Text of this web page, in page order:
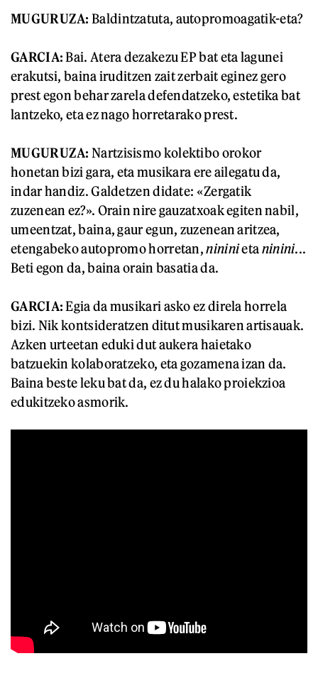
MUGURUZA: Baldintzatuta, autopromoagatik-eta?
GARCIA:Bai. Atera dezakezu EP bat eta lagunei
erakutsi, baina iruditzen zait zerbait eginez gero
prest egon behar zarela defendatzeko, estetika bat
lantzeko, eta ez nago horretarako prest.
MUGURUZA: Nartzisismo kolektibo orokor
honetan bizi gara, eta musikara ere ailegatu da,
indar handiz. Galdetzen didate: «Zergatik
zuzenean ez?». Orain nire gauzatxoak egiten nabil,
umeentzat, baina, gaur egun, zuzenean aritzea,
etengabeko autopromo horretan,nininietaninini...
Beti egon da, baina orain basatia da.
GARCIA:Egia da musikari asko ez direla horrela
bizi. Nik kontsideratzen ditut musikaren artisauak.
Azken urteetan eduki dut aukera haietako
batzuekin kolaboratzeko, eta gozamena izan da.
Baina beste leku bat da, ez du halako proiekzioa
edukitzeko asmorik.